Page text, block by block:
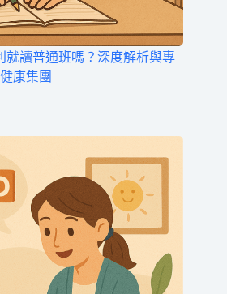
就讀普通班嗎？深度解析與專
康集團